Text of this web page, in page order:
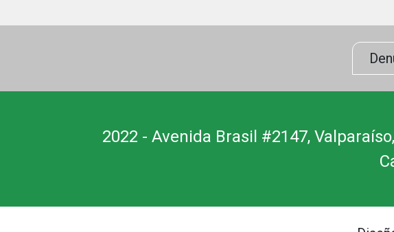
2022 - Avenida Brasil #2147,